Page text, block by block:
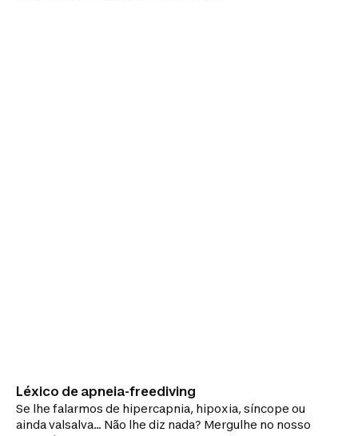
Léxico de apneia-freediving
Se lhe falarmos de hipercapnia, hipoxia, síncope ou
ainda valsalva… Não lhe diz nada? Mergulhe no nosso